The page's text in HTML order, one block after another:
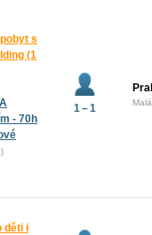
s
(1
- 70h
1 – 1
děti i